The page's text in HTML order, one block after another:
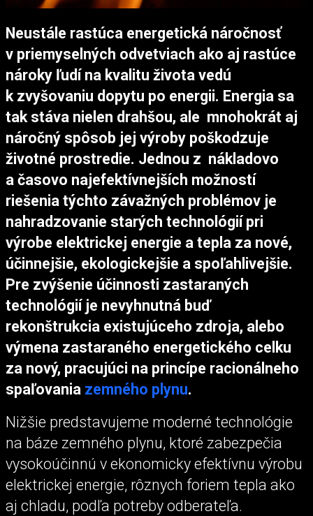
Neustále rastúca energetická náročnosť
v priemyselných odvetviach ako aj rastúce
nároky ľudí na kvalitu života vedú
k zvyšovaniu dopytu po energii. Energia sa
tak stáva nielen drahšou, ale mnohokrát aj
náročný spôsob jej výroby poškodzuje
životné prostredie. Jednou z nákladovo
a časovo najefektívnejších možností
riešenia týchto závažných problémov je
nahradzovanie starých technológií pri
výrobe elektrickej energie a tepla za nové,
účinnejšie, ekologickejšie a spoľahlivejšie.
Pre zvýšenie účinnosti zastaraných
technológií je nevyhnutná buď
rekonštrukcia existujúceho zdroja, alebo
výmena zastaraného energetického celku
za nový, pracujúci na princípe racionálneho
spaľovania zemného plynu.
Nižšie predstavujeme moderné technológie
na báze zemného plynu, ktoré zabezpečia
vysokoúčinnú v ekonomicky efektívnu výrobu
elektrickej energie, rôznych foriem tepla ako
aj chladu, podľa potreby odberateľa.